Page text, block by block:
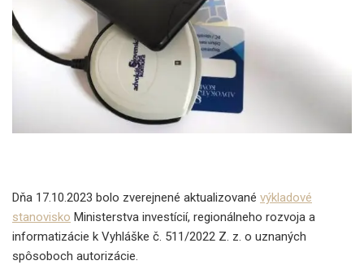
Dňa 17.10.2023 bolo zverejnené aktualizované výkladové
stanovisko Ministerstva investícií, regionálneho rozvoja a
informatizácie k Vyhláške č. 511/2022 Z. z. o uznaných
spôsoboch autorizácie.